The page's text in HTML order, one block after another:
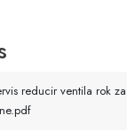
reducir ventila rok za